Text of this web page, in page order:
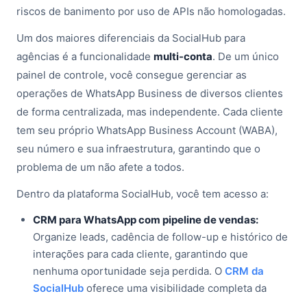
riscos de banimento por uso de APIs não homologadas.
Um dos maiores diferenciais da SocialHub para
agências é a funcionalidade multi-conta. De um único
painel de controle, você consegue gerenciar as
operações de WhatsApp Business de diversos clientes
de forma centralizada, mas independente. Cada cliente
tem seu próprio WhatsApp Business Account (WABA),
seu número e sua infraestrutura, garantindo que o
problema de um não afete a todos.
Dentro da plataforma SocialHub, você tem acesso a:
CRM para WhatsApp com pipeline de vendas:
Organize leads, cadência de follow-up e histórico de
interações para cada cliente, garantindo que
nenhuma oportunidade seja perdida. O CRM da
SocialHub oferece uma visibilidade completa da